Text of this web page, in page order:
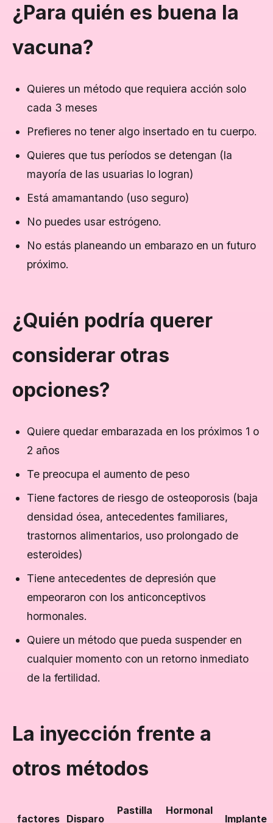
¿Para quién es buena la
vacuna?
Quieres un método que requiera acción solo
cada 3 meses
Prefieres no tener algo insertado en tu cuerpo.
Quieres que tus períodos se detengan (la
mayoría de las usuarias lo logran)
Está amamantando (uso seguro)
No puedes usar estrógeno.
No estás planeando un embarazo en un futuro
próximo.
¿Quién podría querer
considerar otras
opciones?
Quiere quedar embarazada en los próximos 1 o
2 años
Te preocupa el aumento de peso
Tiene factores de riesgo de osteoporosis (baja
densidad ósea, antecedentes familiares,
trastornos alimentarios, uso prolongado de
esteroides)
Tiene antecedentes de depresión que
empeoraron con los anticonceptivos
hormonales.
Quiere un método que pueda suspender en
cualquier momento con un retorno inmediato
de la fertilidad.
La inyección frente a
otros métodos
factores Disparo
Pastilla
Hormonal
Implante